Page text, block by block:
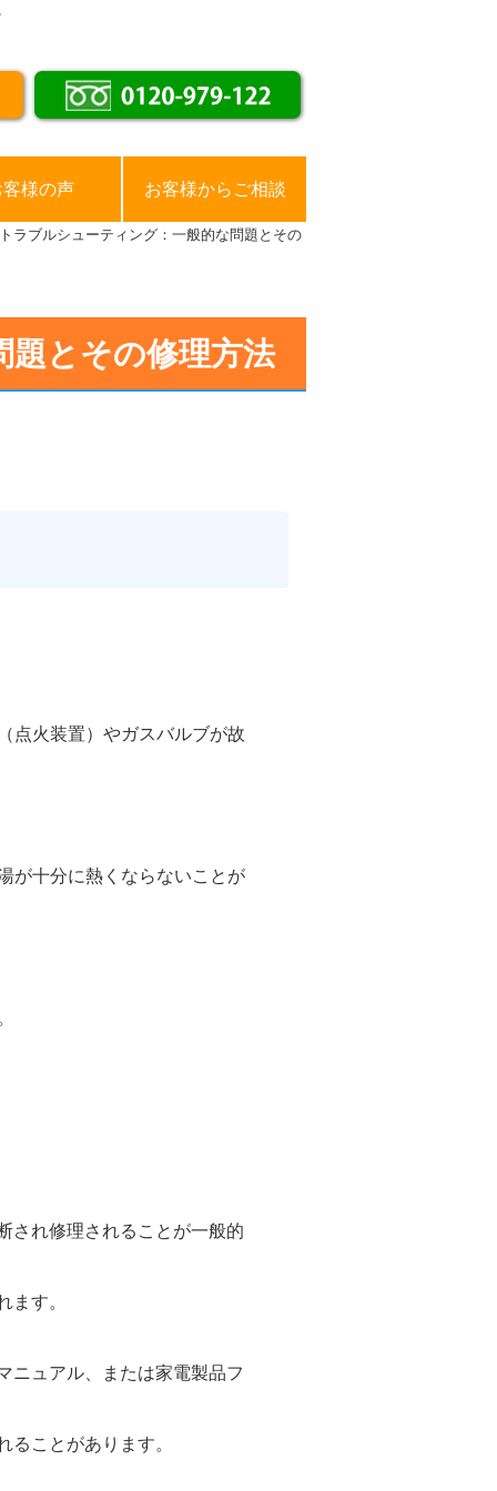
客様の声 お客様からご相談
ラブルシューティング：一般的な問題とその
題とその修理方法
点火装置）やガスバルブが故
が十分に熱くならないことが
され修理されることが一般的
ます。
ニュアル、または家電製品フ
ことがあります。